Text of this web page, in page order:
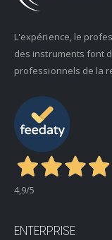
L'expérience, le
des instruments font
professionnels de la
4,9/5
ENTERPRISE